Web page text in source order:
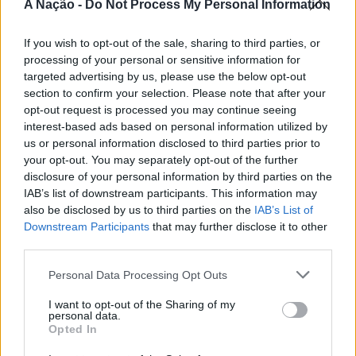
A Nação - Do Not Process My Personal Information
If you wish to opt-out of the sale, sharing to third parties, or
processing of your personal or sensitive information for
targeted advertising by us, please use the below opt-out
section to confirm your selection. Please note that after your
opt-out request is processed you may continue seeing
interest-based ads based on personal information utilized by
us or personal information disclosed to third parties prior to
your opt-out. You may separately opt-out of the further
disclosure of your personal information by third parties on the
IAB’s list of downstream participants. This information may
also be disclosed by us to third parties on the IAB’s List of
Downstream Participants that may further disclose it to other
Personal Data Processing Opt Outs
I want to opt-out of the Sharing of my
personal data.
Opted In
de vento das comunidades costeiras, promovendo o
território através do mar e das suas condições naturais.
Nas palavras de Pedro Mota, De todas as etapas do
Nortada Ocean Rides, este evento é o que mais precisa
da “nortada” como apoio, porque sem vento não há
kitesurf.
A presença da Nortada vai mais uma vez, alem da
competição. O que queremos é fazer parte deste
movimento que promove o encontro entre atletas,
visitantes e a comunidade local. Que a marca Nortada
esteja presente de uma forma natural e quase obvia,
valorizando o património natural e a relação de
Nortada.
CONTINUAR A LER
ATUALIDADE
Cinco projetos de Cascais finalistas
em iniciativa europeia
Publicado 23 horas atrás on 05/08/2026
Por Ígor Lopes
Vencedores serão anunciados no “Innovation in Politics
Awards,” a 30 de outubro de 2026, no Centro de
Participação cívica, Juventude, Educação, Emprego e
Inclusão de pessoas com deficiência. Estas são as áreas